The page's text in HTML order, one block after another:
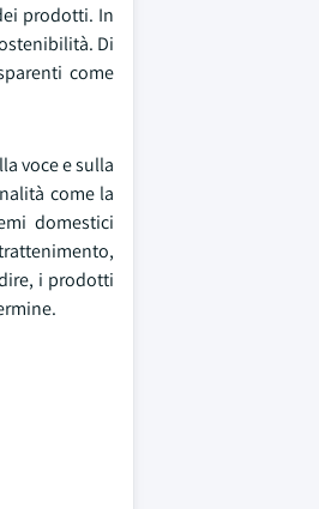
prodotti. In
Di
come
voce e sulla
come la
domestici
i prodotti